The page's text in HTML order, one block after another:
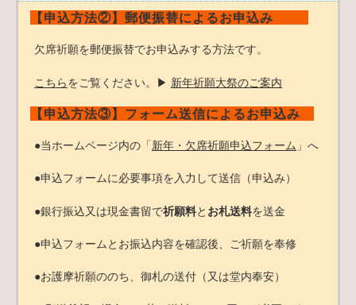
【申込方法②】郵便振替によるお申込み
欠席祈願を郵便振替でお申込みする方法です。
こちらをご覧ください。▶ 新年祈願大祭のご案内
【申込方法③】フォーム送信によるお申込み
●当ホームページ内の「新年・欠席祈願申込フォーム 」へ
●申込フォームに必要事項を入力して送信（申込み）
●銀行振込又は現金書留で祈願料と お札送料を送金
●申込フォームとお振込内容を確認後、ご祈願を奉修
●お護摩祈願ののち、御札の送付（又は堂内奉安）